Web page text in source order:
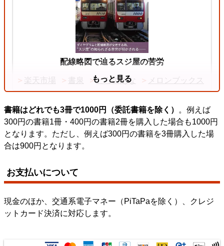
配線略図で辿るスジ屋の苦労
楽天市場 書泉 とらのあな メロンブックス
筑豊炭田国鉄線配線略図
もっと見る
書籍はどれでも3冊で1000円（委託書籍を除く）
。例えば
300円の書籍1冊・400円の書籍2冊を購入した場合も1000円
となります。ただし、例えば300円の書籍を3冊購入した場
合は900円となります。
お支払いについて
現金のほか、交通系電子マネー（PiTaPaを除く）、クレジ
ットカード決済に対応します。